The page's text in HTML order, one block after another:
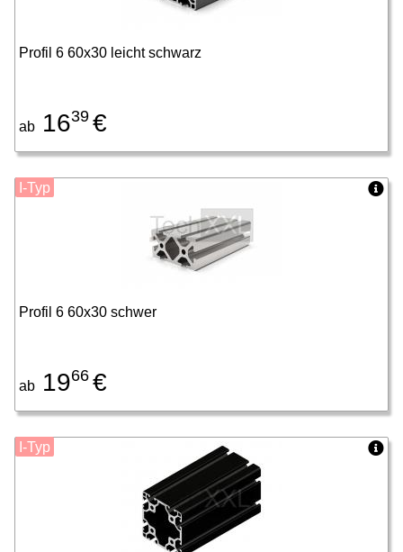
Profil 6 60x30 leicht schwarz
ab 1639 €
Profil 6 60x30 schwer
ab 1966 €
I-Typ
I-Typ